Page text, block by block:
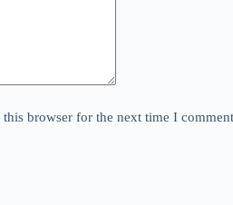
browser for the next time I